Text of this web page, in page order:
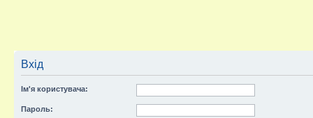
Вхід
Ім'я користувача:
Пароль: